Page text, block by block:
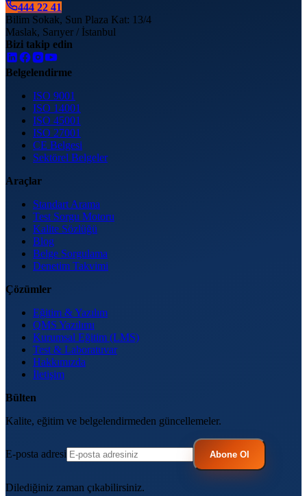
444 22 41
Bilim Sokak, Sun Plaza Kat: 13/4
Maslak, Sarıyer / İstanbul
Bizi takip edin
Belgelendirme
ISO 9001
ISO 14001
ISO 45001
ISO 27001
CE Belgesi
Sektörel Belgeler
Araçlar
Standart Arama
Test Sorgu Motoru
Kalite Sözlüğü
Blog
Belge Sorgulama
Denetim Takvimi
Çözümler
Eğitim & Yazılım
QMS Yazılımı
Kurumsal Eğitim (LMS)
Test & Laboratuvar
Hakkımızda
İletişim
Bülten
Kalite, eğitim ve belgelendirmeden güncellemeler.
E-posta adresi Abone Ol
Dilediğiniz zaman çıkabilirsiniz.